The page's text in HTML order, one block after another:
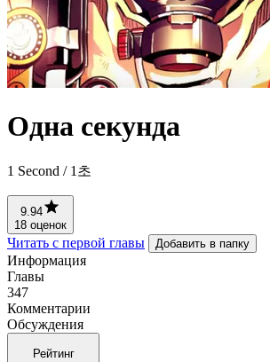
Одна секунда
1 Second / 1초
9.94
18 оценок
Читать с первой главы Добавить в папку
Информация
Главы
347
Комментарии
Обсуждения
Рейтинг